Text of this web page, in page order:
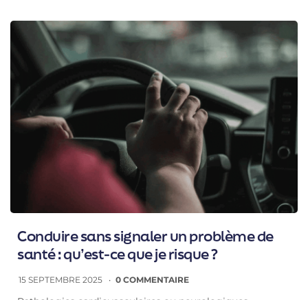
Conduire sans signaler un problème de
santé : qu’est-ce que je risque ?
15 SEPTEMBRE 2025 0 COMMENTAIRE